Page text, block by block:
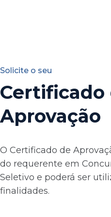
Solicite o seu
Certificado
Aprovação
O Certificado de
do requerente em
Seletivo e poderá ser
finalidades.